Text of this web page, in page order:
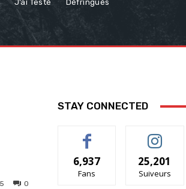
J’ai Testé Défringués
0
STAY CONNECTED
6,937
Fans
25,201
Suiveurs